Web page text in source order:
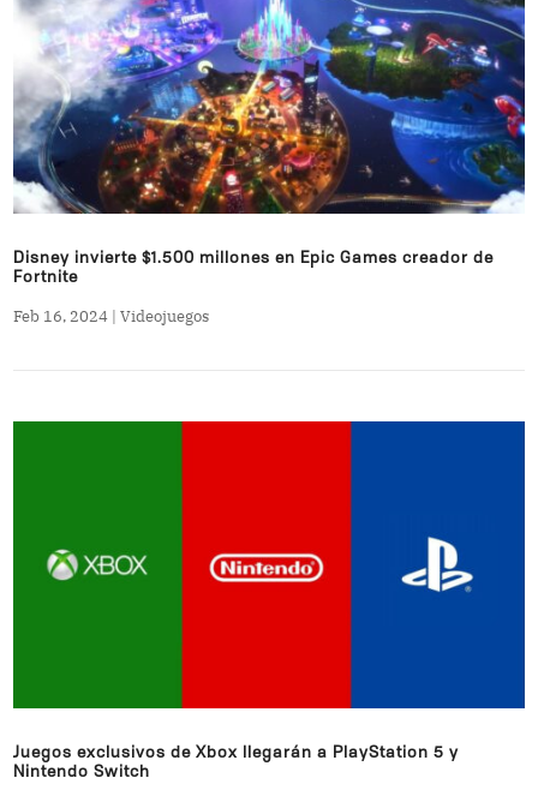
Disney invierte $1.500 millones en Epic Games creador de
Fortnite
Feb 16, 2024 |Videojuegos
Juegos exclusivos de Xbox llegarán a PlayStation 5 y
Nintendo Switch